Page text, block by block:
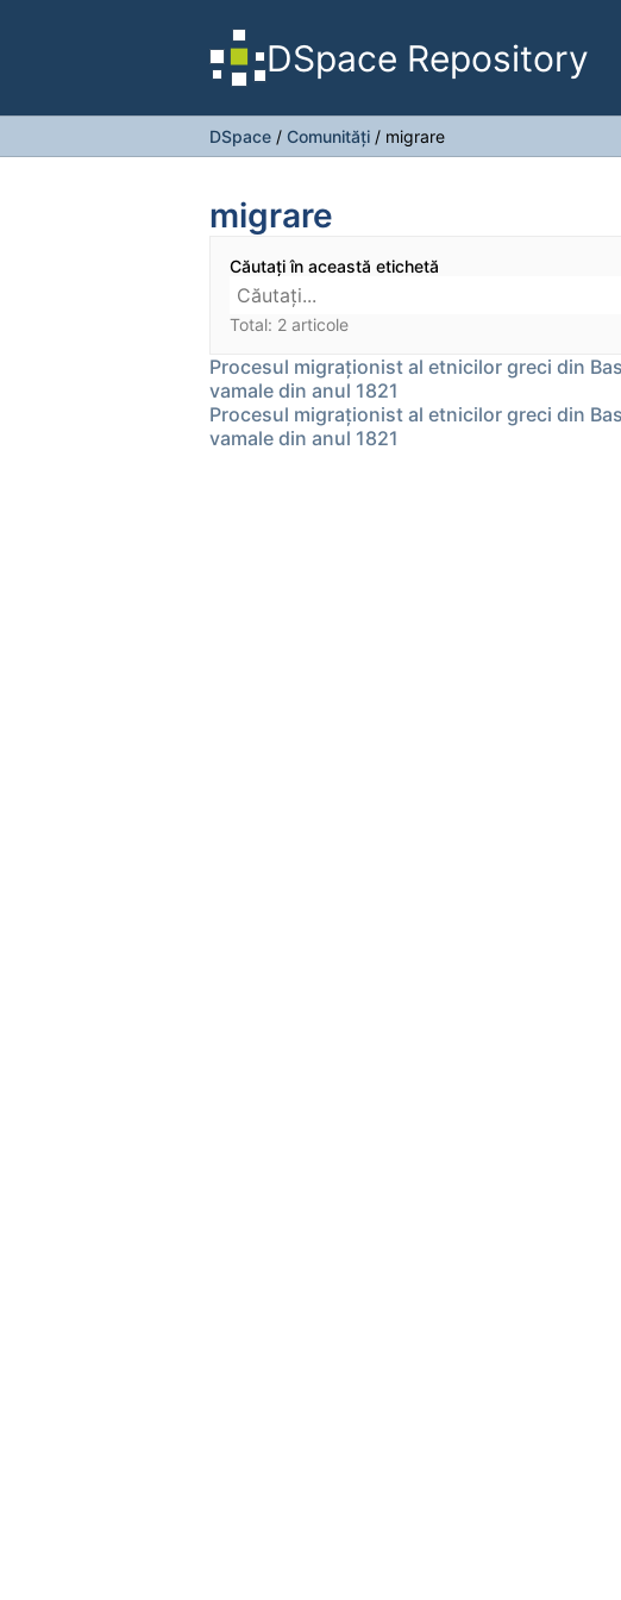
DSpace Repository
DSpace / Comunități / migrare
migrare
Căutați în această etichetă
Total: 2 articole
Procesul migraţionist al etnicilor greci din
vamale din anul 1821
Procesul migraţionist al etnicilor greci din
vamale din anul 1821